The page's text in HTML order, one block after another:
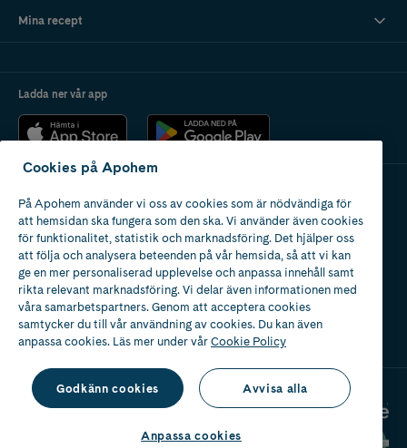
Mina recept
Ladda ner vår app
Apotek med tillstånd
av Läkemedelsverket
Cookies på Apohem
På Apohem använder vi oss av cookies som är nödvändiga för
att hemsidan ska fungera som den ska. Vi använder även cookies
för funktionalitet, statistik och marknadsföring. Det hjälper oss
att följa och analysera beteenden på vår hemsida, så att vi kan
ge en mer personaliserad upplevelse och anpassa innehåll samt
rikta relevant marknadsföring. Vi delar även informationen med
våra samarbetspartners. Genom att acceptera cookies
samtycker du till vår användning av cookies. Du kan även
anpassa cookies. Läs mer under vårCookie Policy
Godkänn cookies Avvisa alla
Anpassa cookies